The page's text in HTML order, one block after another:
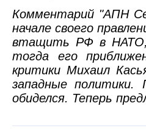
Комментарий "АПН
начале своего
втащить РФ в НАТО,
тогда его
критики Михаил
западные
обиделся. Теперь